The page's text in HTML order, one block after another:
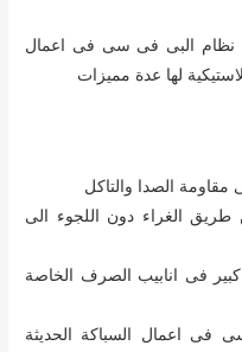
نظام البى فى سى فى اعمال
لها عدة مميزات
الصدا والتاكل
الغراء دون اللجوء الى
فى انابيب الصرف الخاصة
اعمال السباكة الحديثة